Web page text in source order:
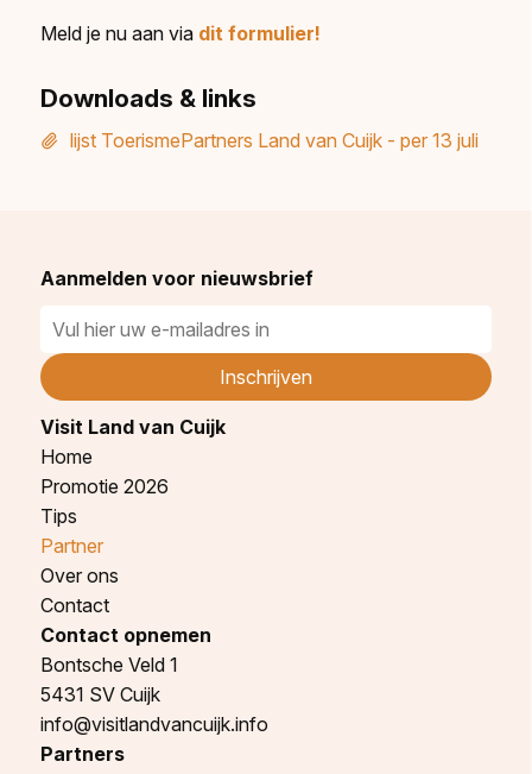
Meld je nu aan via dit formulier!
Downloads & links
lijst ToerismePartners Land van Cuijk - per 13 juli
Aanmelden voor nieuwsbrief
Visit Land van Cuijk
Home
Promotie 2026
Tips
Partner
Over ons
Contact
Contact opnemen
Bontsche Veld 1
5431 SV Cuijk
info@visitlandvancuijk.info
Partners